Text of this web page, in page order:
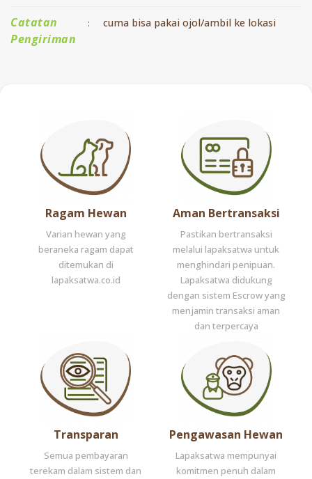
Catatan
Pengiriman
: cuma bisa pakai ojol/ambil ke lokasi
Ragam Hewan
Varian hewan yang
beraneka ragam dapat
ditemukan di
lapaksatwa.co.id
Aman Bertransaksi
Pastikan bertransaksi
melalui lapaksatwa untuk
menghindari penipuan.
Lapaksatwa didukung
dengan sistem Escrow yang
menjamin transaksi aman
dan terpercaya
Transparan
Semua pembayaran
terekam dalam sistem dan
Pengawasan Hewan
Lapaksatwa mempunyai
komitmen penuh dalam